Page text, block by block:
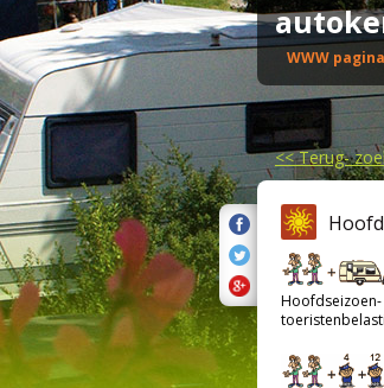
WWW
<<Terug-
Hoofdseizoen-